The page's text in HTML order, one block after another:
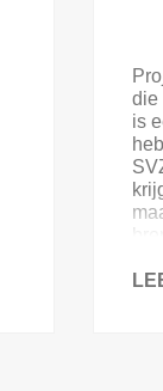
die
is